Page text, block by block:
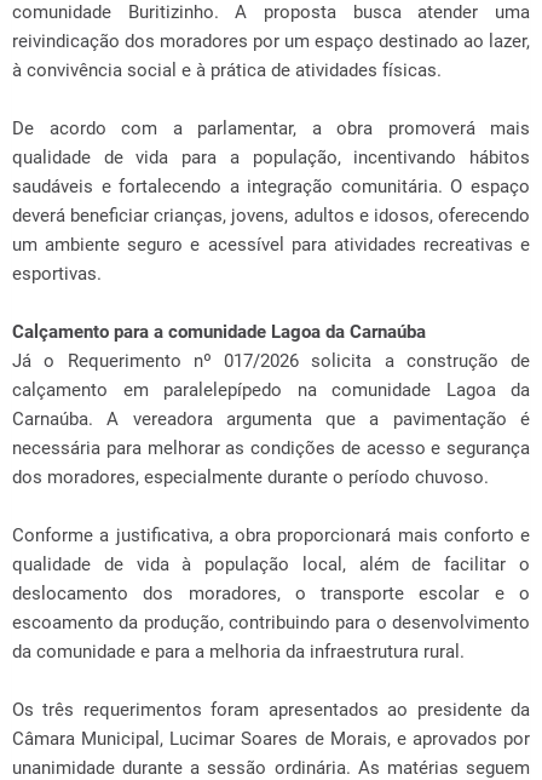
comunidade Buritizinho. A proposta busca atender uma
reivindicação dos moradores por um espaço destinado ao lazer,
à convivência social e à prática de atividades físicas.
De acordo com a parlamentar, a obra promoverá mais
qualidade de vida para a população, incentivando hábitos
saudáveis e fortalecendo a integração comunitária. O espaço
deverá beneficiar crianças, jovens, adultos e idosos, oferecendo
um ambiente seguro e acessível para atividades recreativas e
esportivas.
Calçamento para a comunidade Lagoa da Carnaúba
Já o Requerimento nº 017/2026 solicita a construção de
calçamento em paralelepípedo na comunidade Lagoa da
Carnaúba. A vereadora argumenta que a pavimentação é
necessária para melhorar as condições de acesso e segurança
dos moradores, especialmente durante o período chuvoso.
Conforme a justificativa, a obra proporcionará mais conforto e
qualidade de vida à população local, além de facilitar o
deslocamento dos moradores, o transporte escolar e o
escoamento da produção, contribuindo para o desenvolvimento
da comunidade e para a melhoria da infraestrutura rural.
Os três requerimentos foram apresentados ao presidente da
Câmara Municipal, Lucimar Soares de Morais, e aprovados por
unanimidade durante a sessão ordinária. As matérias seguem